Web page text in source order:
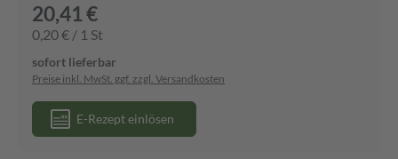
20,41 €
0,20 € / 1 St
sofort lieferbar
Preise inkl. MwSt. ggf. zzgl. Versandkosten
E-Rezept einlösen